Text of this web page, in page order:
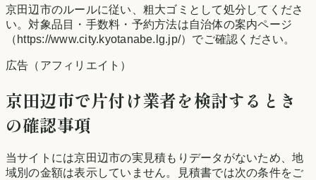
京田辺市のルールに従い、粗大ゴミとして処分してくださ
い。対象品目・手数料・予約方法は自治体の案内ページ
（https://www.city.kyotanabe.lg.jp/）でご確認ください。
広告（アフィリエイト）
京田辺市で片付け業者を検討するとき
の確認事項
当サイトには京田辺市の実見積もりデータがないため、地
域別の金額は表示していません。見積書では次の条件をご